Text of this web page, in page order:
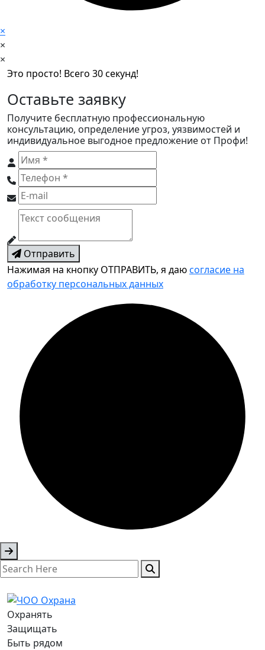
×
×
×
Это просто! Всего 30 секунд!
Оставьте заявку
Получите бесплатную профессиональную
консультацию, определение угроз, уязвимостей и
индивидуальное выгодное предложение от Профи!
Отправить
Нажимая на кнопку ОТПРАВИТЬ, я даюсогласие на
обработку персональных данных
Охранять
Защищать
Быть рядом